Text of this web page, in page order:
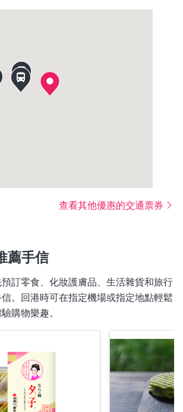
查看其他優惠的交通票券
薦手信
訂零食、化妝護膚品、生活雜貨和旅行
。回港時可在指定機場或指定地點輕鬆
購物樂趣。